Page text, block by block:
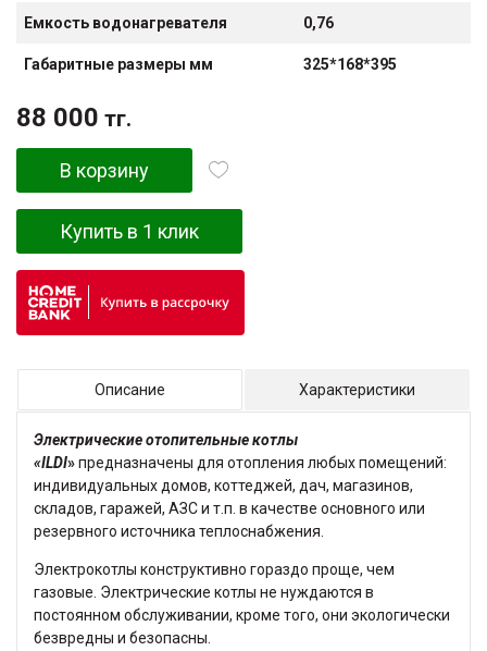
Емкость водонагревателя 0,76
Габаритные размеры мм 325*168*395
88 000 тг.
В корзину
Купить в 1 клик
Описание Характеристики
Электрические отопительные котлы
«ILDI»предназначены для отопления любых помещений:
индивидуальных домов, коттеджей, дач, магазинов,
складов, гаражей, АЗС и т.п. в качестве основного или
резервного источника теплоснабжения.
Электрокотлы конструктивно гораздо проще, чем
газовые. Электрические котлы не нуждаются в
постоянном обслуживании, кроме того, они экологически
безвредны и безопасны.